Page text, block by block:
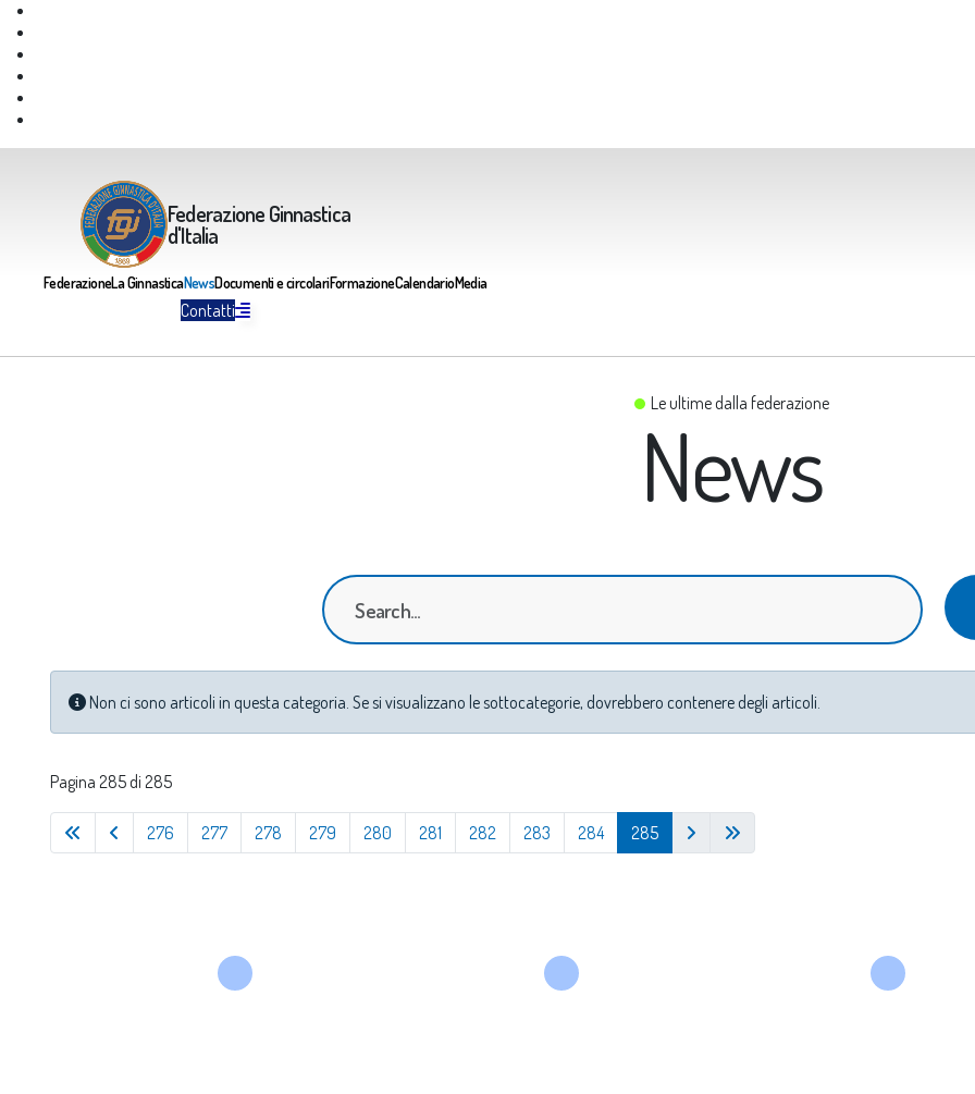
Federazione Ginnastica
d'Italia
FederazioneLa GinnasticaNewsDocumenti e circolariFormazioneCalendarioMedia
Contatti
Le ultime dalla federazione
News
Info
Non ci sono articoli in questa categoria. Se si visualizzano le sottocategorie, dovrebbero contenere degli articoli.
Pagina 285 di 285
276 277 278 279 280 281 282 283 284 285